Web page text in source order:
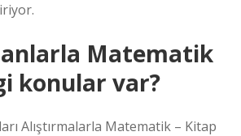
Matematik
konular var?
Alıştırmalarla Matematik – Kitap